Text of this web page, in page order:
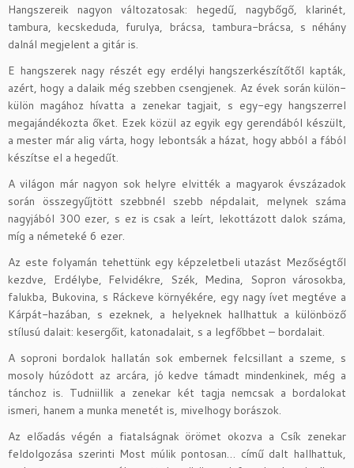
Hangszereik nagyon változatosak: hegedű, nagybőgő, klarinét,
tambura, kecskeduda, furulya, brácsa, tambura-brácsa, s néhány
dalnál megjelent a gitár is.
E hangszerek nagy részét egy erdélyi hangszerkészítőtől kapták,
azért, hogy a dalaik még szebben csengjenek. Az évek során külön-
külön magához hívatta a zenekar tagjait, s egy-egy hangszerrel
megajándékozta őket. Ezek közül az egyik egy gerendából készült,
a mester már alig várta, hogy lebontsák a házat, hogy abból a fából
készítse el a hegedűt.
A világon már nagyon sok helyre elvitték a magyarok évszázadok
során összegyűjtött szebbnél szebb népdalait, melynek száma
nagyjából 300 ezer, s ez is csak a leírt, lekottázott dalok száma,
míg a németeké 6 ezer.
Az este folyamán tehettünk egy képzeletbeli utazást Mezőségtől
kezdve, Erdélybe, Felvidékre, Szék, Medina, Sopron városokba,
falukba, Bukovina, s Ráckeve környékére, egy nagy ívet megtéve a
Kárpát-hazában, s ezeknek, a helyeknek hallhattuk a különböző
stílusú dalait: kesergőit, katonadalait, s a legfőbbet – bordalait.
A soproni bordalok hallatán sok embernek felcsillant a szeme, s
mosoly húzódott az arcára, jó kedve támadt mindenkinek, még a
tánchoz is. Tudniillik a zenekar két tagja nemcsak a bordalokat
ismeri, hanem a munka menetét is, mivelhogy borászok.
Az előadás végén a fiatalságnak örömet okozva a Csík zenekar
feldolgozása szerinti Most múlik pontosan… című dalt hallhattuk,